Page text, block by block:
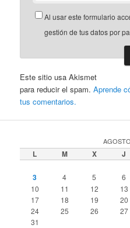
Al usar este formulario
gestión de tus datos por
Este sitio usa Akismet
para reducir el spam.Aprende
tus comentarios.
L M X J
3 4 5 6
10
11 12 13
17
18 19 20
24
25 26 27
31